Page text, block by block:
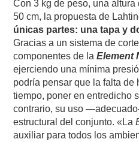
Con 3 kg de peso, una
50 cm, la propuesta de
únicas partes: una tapa y
Gracias a un sistema de
componentes de laElement
ejerciendo una mínima
podría pensar que la falta de
tiempo, poner en entredicho
contrario, su uso
estructural del conjunto. «La
auxiliar para todos los